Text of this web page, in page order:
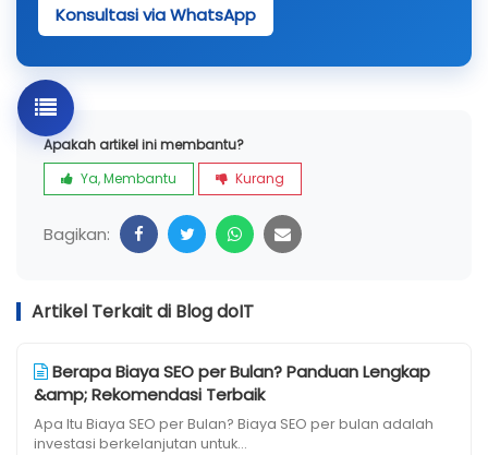
Konsultasi via WhatsApp
Apakah artikel ini membantu?
Ya, Membantu
Kurang
Bagikan:
Artikel Terkait di Blog doIT
Berapa Biaya SEO per Bulan? Panduan Lengkap
&amp; Rekomendasi Terbaik
Apa Itu Biaya SEO per Bulan? Biaya SEO per bulan adalah
investasi berkelanjutan untuk...